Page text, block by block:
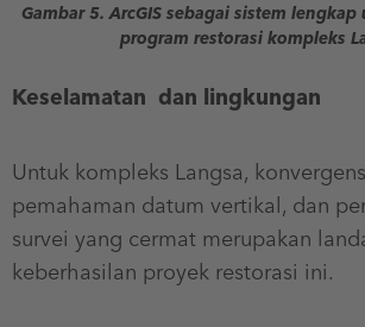
Gambar 5. ArcGIS sebagai sistem
program restorasi kompleks
Keselamatan dan lingkungan
Untuk kompleks Langsa,
pemahaman datum vertikal, dan
survei yang cermat merupakan
keberhasilan proyek restorasi ini.